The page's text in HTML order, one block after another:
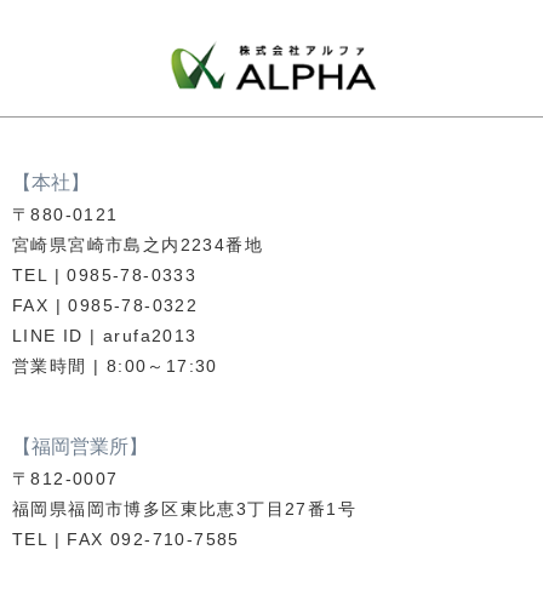
【本社】
〒880-0121
宮崎県宮崎市島之内2234番地
TEL | 0985-78-0333
FAX | 0985-78-0322
LINE ID | arufa2013
営業時間 | 8:00～17:30
【福岡営業所】
〒812-0007
福岡県福岡市博多区東比恵3丁目27番1号
TEL | FAX 092-710-7585